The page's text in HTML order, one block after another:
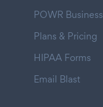
POWR Business
Plans & Pricing
HIPAA Forms
Email Blast